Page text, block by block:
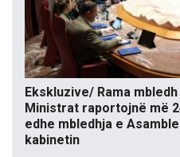
Ekskluzive/ Rama
Ministrat raportojnë më
edhe mbledhja e
kabinetin